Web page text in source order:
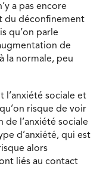
a pas encore
du déconfinement
qu’on parle
de
la normale, peu
l’anxiété sociale et
risque de voir
de l’anxiété sociale
d’anxiété, qui est
alors
liés au contact